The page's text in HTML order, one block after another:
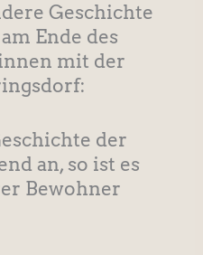
Geschichte
Ende des
mit der
der
an, so ist es
Bewohner